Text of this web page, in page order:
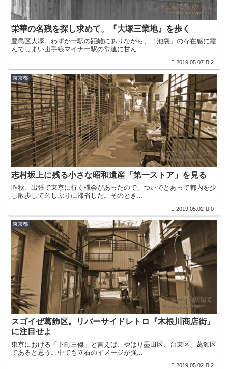
栄華の名残を探し求めて。『大塚三業地』を歩く
豊島区大塚。わずか一駅の距離にありながら、「池袋」の存在感に霞
んでしまい山手線マイナー駅の常連に甘ん...
2019.05.07 2
東京都
志村坂上に残る小さな昭和遺産「第一ストア」を見る
昨秋、出張で東京に行く機会があったので、ついでとあって都内を少
し散歩して久しぶりに帰省した。そのとき...
2019.05.02 0
東京都
スゴイぜ葛飾区。リバーサイドレトロ『木根川商店街』
に注目せよ
東京における「下町三傑」と言えば、やはり墨田区、台東区、葛飾区
であると思う。中でも立石のイメージが強...
2019.05.02 2